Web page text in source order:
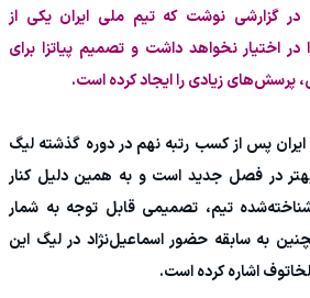
در گزارشی نوشت که تیم ملی ایران یکی از
اختیار نخواهد داشت و تصمیم پیاتزا برای
پرسش‌های زیادی را ایجاد کرده است.
پس از کسب رتبه نهم در دوره گذشته لیگ
در فصل جدید است و به همین دلیل کنار
تیم، تصمیمی قابل توجه به شمار
به سابقه حضور اسماعیل‌نژاد در لیگ این
اشاره کرده است.